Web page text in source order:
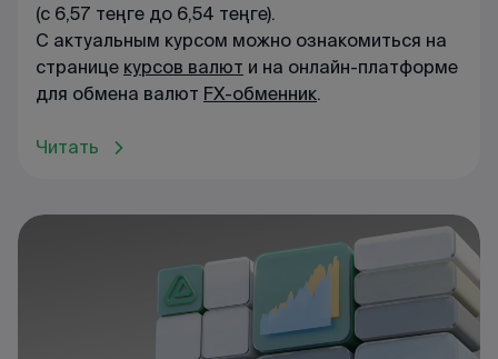
(с 6,57 теңге до 6,54 теңге).
С актуальным курсом можно ознакомиться на
странице курсов валют и на онлайн-платформе
для обмена валют FX-обменник.
Читать